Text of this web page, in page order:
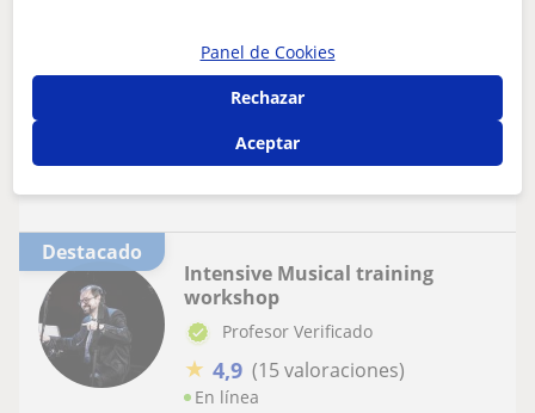
aprendizaje. Clases personaliz...
Destacado
Intensive Musical training
workshop
Profesor Verificado
★ 4,9 (15 valoraciones)
En línea
Panel de Cookies
Rechazar
Aceptar